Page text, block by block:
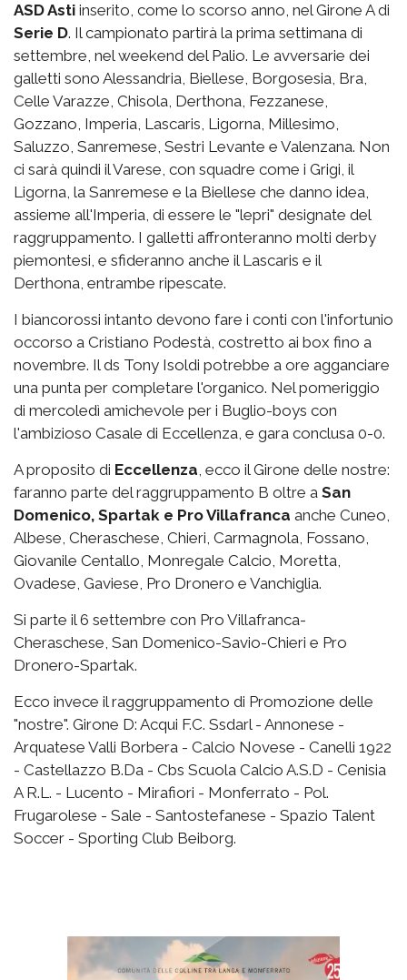
ASD Asti inserito, come lo scorso anno, nel Girone A di
Serie D. Il campionato partirà la prima settimana di
settembre, nel weekend del Palio. Le avversarie dei
galletti sono Alessandria, Biellese, Borgosesia, Bra,
Celle Varazze, Chisola, Derthona, Fezzanese,
Gozzano, Imperia, Lascaris, Ligorna, Millesimo,
Saluzzo, Sanremese, Sestri Levante e Valenzana. Non
ci sarà quindi il Varese, con squadre come i Grigi, il
Ligorna, la Sanremese e la Biellese che danno idea,
assieme all'Imperia, di essere le "lepri" designate del
raggruppamento. I galletti affronteranno molti derby
piemontesi, e sfideranno anche il Lascaris e il
Derthona, entrambe ripescate.
I biancorossi intanto devono fare i conti con l'infortunio
occorso a Cristiano Podestà, costretto ai box fino a
novembre. Il ds Tony Isoldi potrebbe a ore agganciare
una punta per completare l'organico. Nel pomeriggio
di mercoledì amichevole per i Buglio-boys con
l'ambizioso Casale di Eccellenza, e gara conclusa 0-0.
A proposito di Eccellenza, ecco il Girone delle nostre:
faranno parte del raggruppamento B oltre a San
Domenico, Spartak e Pro Villafranca anche Cuneo,
Albese, Cheraschese, Chieri, Carmagnola, Fossano,
Giovanile Centallo, Monregale Calcio, Moretta,
Ovadese, Gaviese, Pro Dronero e Vanchiglia.
Si parte il 6 settembre con Pro Villafranca-
Cheraschese, San Domenico-Savio-Chieri e Pro
Dronero-Spartak.
Ecco invece il raggruppamento di Promozione delle
"nostre". Girone D: Acqui F.C. Ssdarl - Annonese -
Arquatese Valli Borbera - Calcio Novese - Canelli 1922
- Castellazzo B.Da - Cbs Scuola Calcio A.S.D - Cenisia
A R.L. - Lucento - Mirafiori - Monferrato - Pol.
Frugarolese - Sale - Santostefanese - Spazio Talent
Soccer - Sporting Club Beiborg.